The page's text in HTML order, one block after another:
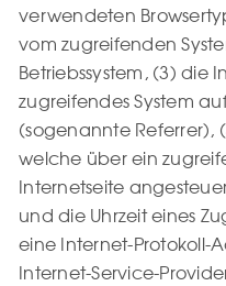
verwendeten
vom zugreifenden
Betriebssystem, (3) die
zugreifendes System
(sogenannte Referrer),
welche über ein
Internetseite
und die Uhrzeit eines
eine Internet-Protokoll-
Internet-Service-